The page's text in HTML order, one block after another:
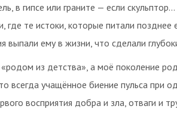
в гипсе или граните — если
где те истоки, которые питали
выпали ему в жизни, что сделали
из детства», а моё поколение
всегда учащённое биение пульса при
восприятия добра и зла, отваги и